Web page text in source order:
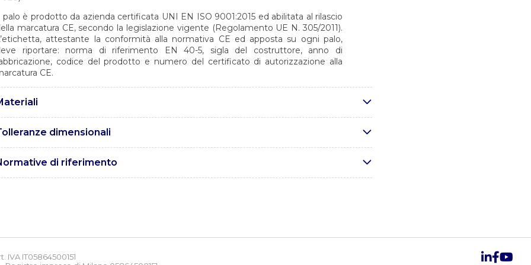
palo è prodotto da azienda certificata UNI EN ISO 9001:2015 ed abilitata al rilascio
marcatura CE, secondo la legislazione vigente (Regolamento UE N. 305/2011).
attestante la conformità alla normativa CE ed apposta su ogni palo,
riportare: norma di riferimento EN 40-5, sigla del costruttore, anno di
codice del prodotto e numero del certificato di autorizzazione alla
CE.
EN 10025.dimensionali
di riferimento
1: saldatura ad arco e a gas degli acciai.
metallici. Specificazione della procedura di saldatura.
IT05864500151